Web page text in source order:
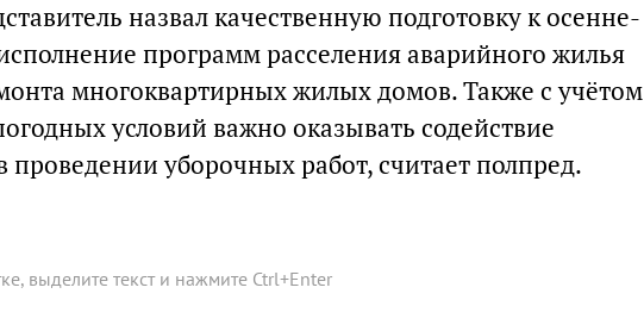
назвал качественную подготовку к осенне-
программ расселения аварийного жилья
многоквартирных жилых домов. Также с учётом
условий важно оказывать содействие
проведении уборочных работ, считает полпред.
выделите текст и нажмите Ctrl+Enter